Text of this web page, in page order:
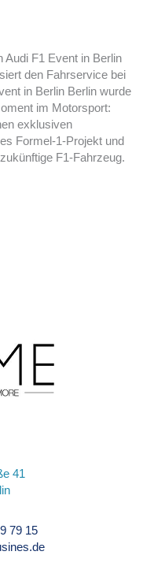
Audi F1 Event in Berlin
den Fahrservice bei
in Berlin Berlin wurde
im Motorsport:
exklusiven
Formel-1-Projekt und
F1-Fahrzeug.
41
79 15